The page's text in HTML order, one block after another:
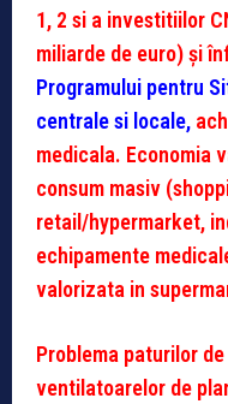
1, 2 si a investitiilor
miliarde de euro) și
Programului pentru
centrale si locale,
medicala. Economia
consum masiv
retail/hypermarket,
echipamente
valorizata in
Problema paturilor
ventilatoarelor de